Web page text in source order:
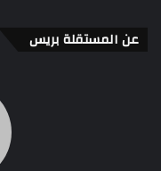
عن المستقلة بريس